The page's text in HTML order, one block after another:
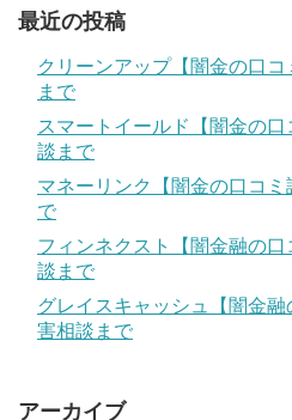
最近の投稿
クリーンアップ【闇金の口
まで
スマートイールド【闇金の
談まで
マネーリンク【闇金の口コ
で
フィンネクスト【闇金融の
談まで
グレイスキャッシュ【闇金
害相談まで
アーカイブ